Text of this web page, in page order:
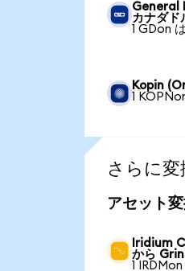
General
カナダド
1 GDon
Kopin
1
さらに
アセット
Iridium
から
1